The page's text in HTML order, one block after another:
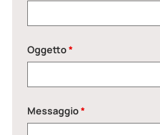
Oggetto*
Messaggio*